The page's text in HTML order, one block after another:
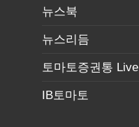
뉴스북
뉴스리듬
토마토증권통 Live
IB토마토